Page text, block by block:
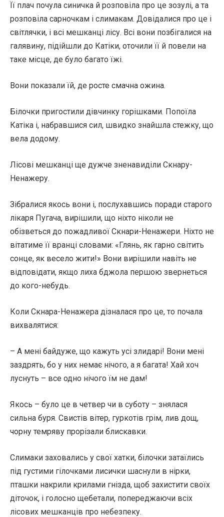
Її плач почула синичка й розповіла про це зозулі, а та
розповіла сарночкам і слимакам. Довідалися про це і
світлячки, і всі мешканці лісу. Всі вони позбігалися на
галявину, підійшли до Катіки, оточили її й повели на
таке місце, де було багато їжі.
Вони показали їй, де росте смачна ожина.
Білочки пригостили дівчинку горішками. Попоїла
Катіка і, набравшися сил, швидко знайшла стежку, що
вела додому.
Лісові мешканці ще дужче зненавиділи Скнару-
Ненажеру.
Зібралися якось вони і, послухавшись поради старого
лікаря Пугача, вирішили, що ніхто ніколи не
обізветься до пожадливої Скнари-Ненажери. Ніхто не
вітатиме її вранці словами: «Глянь, як гарно світить
сонце, як весело жити!» Вони вирішили навіть не
відповідати, якщо лиха бджола першою звернеться
до кого-небудь.
Коли Скнара-Ненажера дізналася про це, то почала
вихвалятися:
– А мені байдуже, що кажуть усі злидарі! Вони мені
заздрять, бо у них немає нічого, а я багата! Хай хоч
луснуть – все одно нічого їм не дам!
Якось – було це в четвер чи в суботу – знялася
сильна буря. Свистів вітер, гуркотів грім, лив дощ,
чорну темряву прорізали блискавки.
Слимаки заховались у свої хатки, білочки затаїлись
під густими гілочками лисички шаснули в нірки,
пташки накрили крилами гнізда, щоб захистити своїх
діточок, і голосно щебетали, попереджаючи всіх
лісових мешканців про небезпеку.